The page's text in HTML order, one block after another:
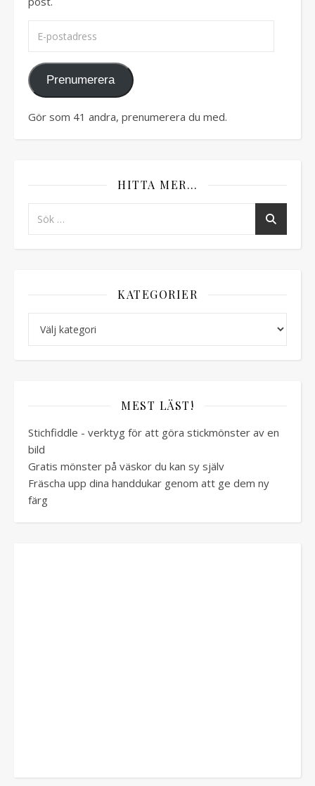
Prenumerera
Gör som 41 andra, prenumerera du med.
HITTA MER…
KATEGORIER
MEST LÄST!
Stichfiddle - verktyg för att göra stickmönster av en
bild
Gratis mönster på väskor du kan sy själv
Fräscha upp dina handdukar genom att ge dem ny
färg